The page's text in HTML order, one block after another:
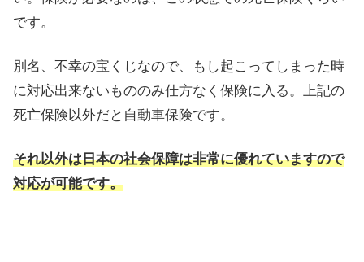
です。
別名、不幸の宝くじなので、もし起こってしまった時
に対応出来ないもののみ仕方なく保険に入る。上記の
死亡保険以外だと自動車保険です。
それ以外は日本の社会保障は非常に優れていますので
対応が可能です。